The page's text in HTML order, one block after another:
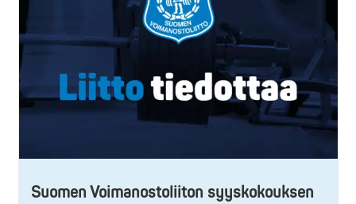
Suomen Voimanostoliiton syyskokouksen